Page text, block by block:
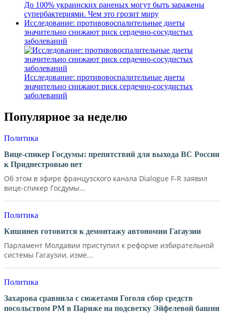
До 100% украинских раненых могут быть заражены
супербактериями. Чем это грозит миру
Исследование: противовоспалительные диеты
значительно снижают риск сердечно-сосудистых
заболеваний
Исследование: противовоспалительные диеты
значительно снижают риск сердечно-сосудистых
заболеваний
Популярное за неделю
Политика
Вице-спикер Госдумы: препятствий для выхода ВС России
к Приднестровью нет
Об этом в эфире французского канала Dialogue F-R заявил
вице-спикер Госдумы...
Политика
Кишинев готовится к демонтажу автономии Гагаузии
Парламент Молдавии приступил к реформе избирательной
системы Гагаузии, изме...
Политика
Захарова сравнила с сюжетами Гоголя сбор средств
посольством РМ в Париже на подсветку Эйфелевой башни